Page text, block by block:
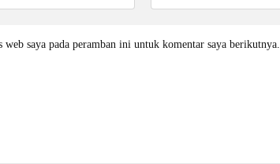
web saya pada peramban ini untuk komentar saya berikutnya.